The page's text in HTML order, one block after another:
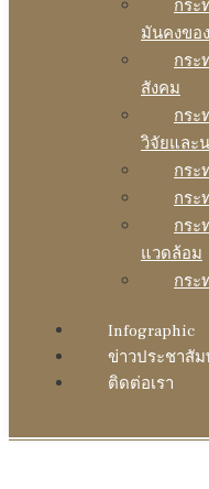
กระ
มันคงขอ
กระ
สังคม
กระ
วิจัยและ
กระ
กระ
กระ
แวดล้อม
กระ
Infographic
ข่าวประชาสั
ติดต่อเรา